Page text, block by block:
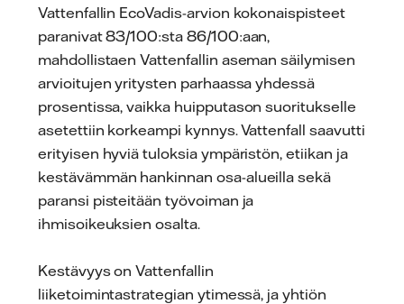
Vattenfallin EcoVadis-arvion kokonaispisteet
paranivat 83/100:sta 86/100:aan,
mahdollistaen Vattenfallin aseman säilymisen
arvioitujen yritysten parhaassa yhdessä
prosentissa, vaikka huipputason suoritukselle
asetettiin korkeampi kynnys. Vattenfall saavutti
erityisen hyviä tuloksia ympäristön, etiikan ja
kestävämmän hankinnan osa-alueilla sekä
paransi pisteitään työvoiman ja
ihmisoikeuksien osalta.
Kestävyys on Vattenfallin
liiketoimintastrategian ytimessä, ja yhtiön